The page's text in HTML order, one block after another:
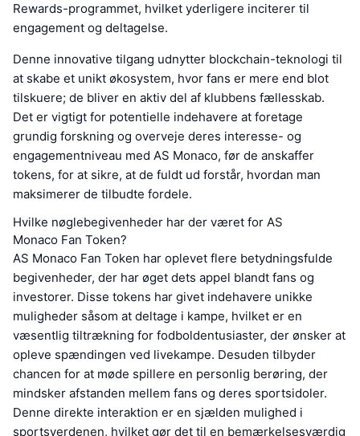
Rewards-programmet, hvilket yderligere inciterer til
engagement og deltagelse.
Denne innovative tilgang udnytter blockchain-teknologi til
at skabe et unikt økosystem, hvor fans er mere end blot
tilskuere; de bliver en aktiv del af klubbens fællesskab.
Det er vigtigt for potentielle indehavere at foretage
grundig forskning og overveje deres interesse- og
engagementniveau med AS Monaco, før de anskaffer
tokens, for at sikre, at de fuldt ud forstår, hvordan man
maksimerer de tilbudte fordele.
Hvilke nøglebegivenheder har der været for AS
Monaco Fan Token?
AS Monaco Fan Token har oplevet flere betydningsfulde
begivenheder, der har øget dets appel blandt fans og
investorer. Disse tokens har givet indehavere unikke
muligheder såsom at deltage i kampe, hvilket er en
væsentlig tiltrækning for fodboldentusiaster, der ønsker at
opleve spændingen ved livekampe. Desuden tilbyder
chancen for at møde spillere en personlig berøring, der
mindsker afstanden mellem fans og deres sportsidoler.
Denne direkte interaktion er en sjælden mulighed i
sportsverdenen, hvilket gør det til en bemærkelsesværdig